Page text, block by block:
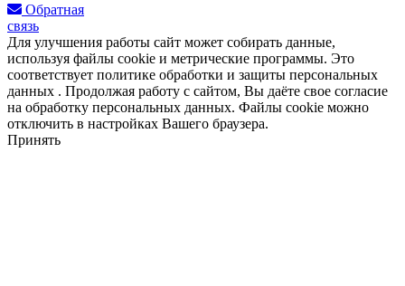
Обратная
связь
Для улучшения работы сайт может собирать данные,
используя файлы cookie и метрические программы. Это
соответствует политике обработки и защиты персональных
данных . Продолжая работу с сайтом, Вы даёте свое согласие
на обработку персональных данных. Файлы cookie можно
отключить в настройках Вашего браузера.
Принять